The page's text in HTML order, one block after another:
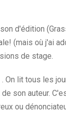
d'édition
(mais où j'ai
de stage.
lit tous les
son auteur.
ou